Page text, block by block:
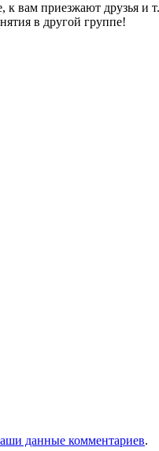
вам приезжают друзья
в другой группе!
данные комментариев.